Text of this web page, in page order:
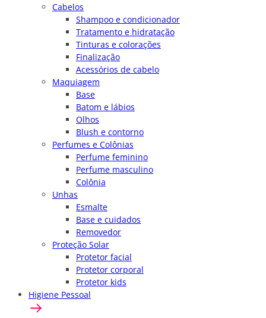
Cabelos
Shampoo e condicionador
Tratamento e hidratação
Tinturas e colorações
Finalização
Acessórios de cabelo
Maquiagem
Base
Batom e lábios
Olhos
Blush e contorno
Perfumes e Colônias
Perfume feminino
Perfume masculino
Colônia
Unhas
Esmalte
Base e cuidados
Removedor
Proteção Solar
Protetor facial
Protetor corporal
Protetor kids
Higiene Pessoal